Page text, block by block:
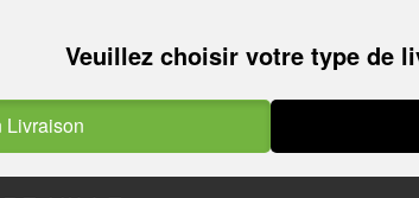
TACOS
TACOS DU